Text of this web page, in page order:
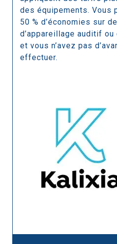
des équipements. Vous
50 % d’économies sur
d’appareillage auditif
et vous n’avez pas
effectuer.